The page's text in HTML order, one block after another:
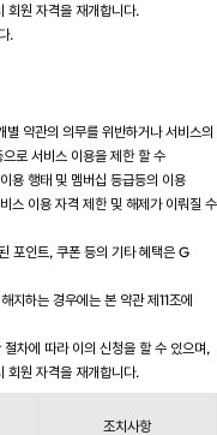
회원 자격을 재개합니다.
.
약관의 의무를 위반하거나 서비스의
로 서비스 이용을 제한 할 수
용 행태 및 멤버십 등급등의 이용
스 이용 자격 제한 및 해제가 이뤄질 수
포인트, 쿠폰 등의 기타 혜택은 G
하는 경우에는 본 약관 제11조에
차에 따라 이의 신청을 할 수 있으며,
회원 자격을 재개합니다.
조치사항